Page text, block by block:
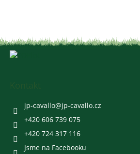
jp-cavallo@jp-cavallo.cz
+420 606 739 075
+420 724 317 116
Jsme na Facebooku